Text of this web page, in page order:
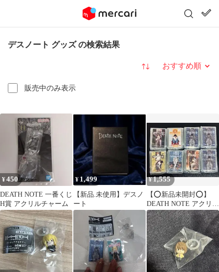
デスノート グッズ の検索結果
販売中のみ表示
並び替え
¥450
DEATH NOTE 一番くじ
H賞 アクリルチャーム
¥ 1,499
【新品.未使用】デスノ
ート
¥1,555
【⭕️新品未開封⭕️】
DEATH NOTE アクリル
スタンド まとめ売り